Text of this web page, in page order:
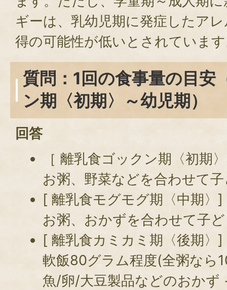
ギーは、乳幼児期に発症したア
得の可能性が低いとされていま
質問：1回の食事量の目安
ン期〈初期〉～幼児期）
回答
［ 離乳食ゴックン期〈初期
お粥、野菜などを合わせて
[ 離乳食モグモグ期〈中期〉]
お粥、おかずを合わせて子
[ 離乳食カミカミ期〈後期〉]
軟飯80グラム程度(全粥なら
魚/卵/大豆製品などのおかず